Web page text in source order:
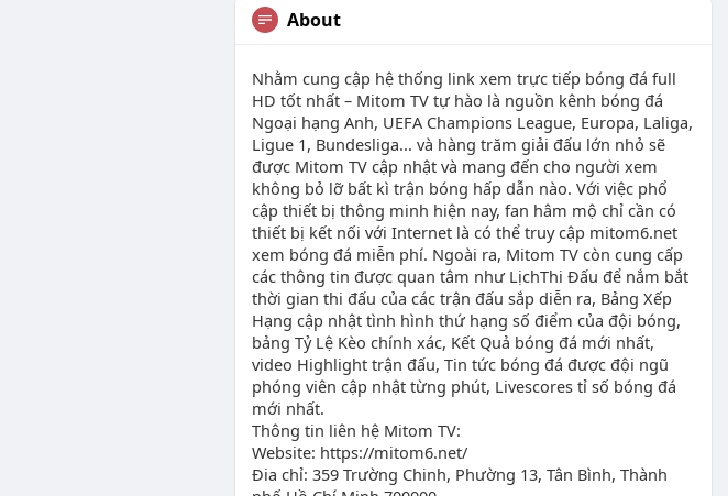
About
Nhằm cung cập hệ thống link xem trực tiếp bóng đá full
HD tốt nhất – Mitom TV tự hào là nguồn kênh bóng đá
Ngoại hạng Anh, UEFA Champions League, Europa, Laliga,
Ligue 1, Bundesliga... và hàng trăm giải đấu lớn nhỏ sẽ
được Mitom TV cập nhật và mang đến cho người xem
không bỏ lỡ bất kì trận bóng hấp dẫn nào. Với việc phổ
cập thiết bị thông minh hiện nay, fan hâm mộ chỉ cần có
thiết bị kết nối với Internet là có thể truy cập mitom6.net
xem bóng đá miễn phí. Ngoài ra, Mitom TV còn cung cấp
các thông tin được quan tâm như LịchThi Đấu để nắm bắt
thời gian thi đấu của các trận đấu sắp diễn ra, Bảng Xếp
Hạng cập nhật tình hình thứ hạng số điểm của đội bóng,
bảng Tỷ Lệ Kèo chính xác, Kết Quả bóng đá mới nhất,
video Highlight trận đấu, Tin tức bóng đá được đội ngũ
phóng viên cập nhật từng phút, Livescores tỉ số bóng đá
mới nhất.
Thông tin liên hệ Mitom TV:
Website: https://mitom6.net/
Đia chỉ: 359 Trường Chinh, Phường 13, Tân Bình, Thành